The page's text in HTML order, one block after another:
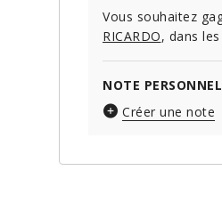
Vous souhaitez
RICARDO, dans
NOTE
Créer une note